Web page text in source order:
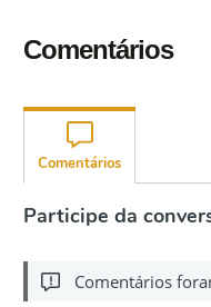
Comentários